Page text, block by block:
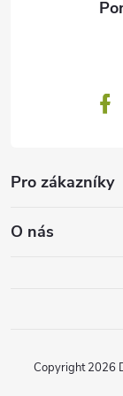
Pro zákazníky
O nás
Copyright 2026